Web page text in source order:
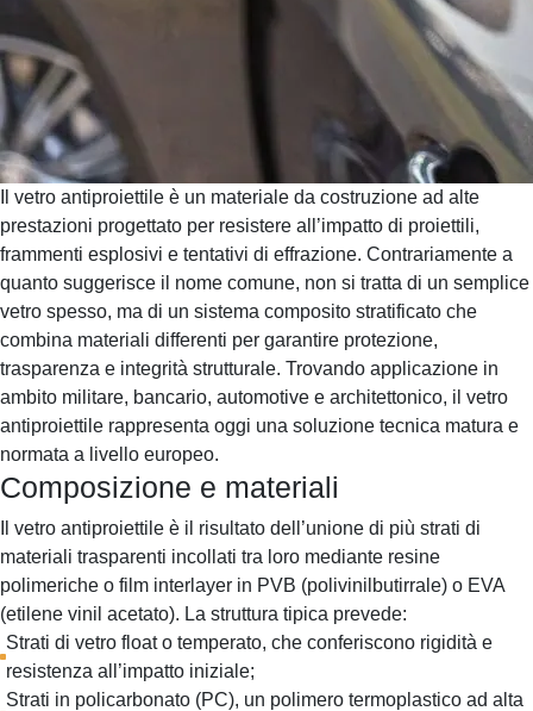
Il vetro antiproiettile è un materiale da costruzione ad alte
prestazioni progettato per resistere all’impatto di proiettili,
frammenti esplosivi e tentativi di effrazione. Contrariamente a
quanto suggerisce il nome comune, non si tratta di un semplice
vetro spesso, ma di un sistema composito stratificato che
combina materiali differenti per garantire protezione,
trasparenza e integrità strutturale. Trovando applicazione in
ambito militare, bancario, automotive e architettonico, il vetro
antiproiettile rappresenta oggi una soluzione tecnica matura e
normata a livello europeo.
Composizione e materiali
Il vetro antiproiettile è il risultato dell’unione di più strati di
materiali trasparenti incollati tra loro mediante resine
polimeriche o film interlayer in PVB (polivinilbutirrale) o EVA
(etilene vinil acetato). La struttura tipica prevede:
Strati di vetro float o temperato, che conferiscono rigidità e
resistenza all’impatto iniziale;
Strati in policarbonato (PC), un polimero termoplastico ad alta